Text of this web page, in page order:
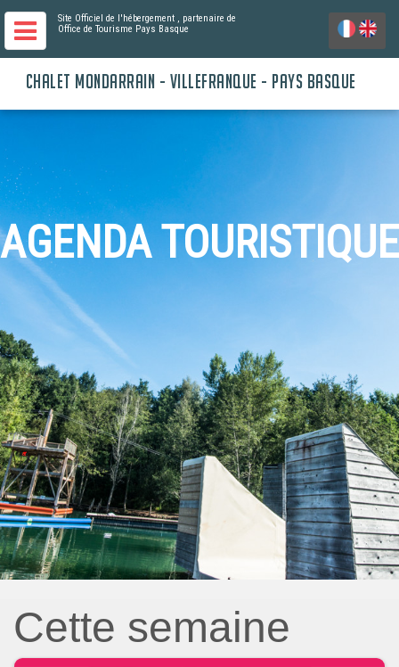
Site Officiel de l'hébergement , partenaire de
Office de Tourisme Pays Basque
CHALET MONDARRAIN - VILLEFRANQUE - PAYS BASQUE
AGENDA TOURISTIQUE
Cette semaine